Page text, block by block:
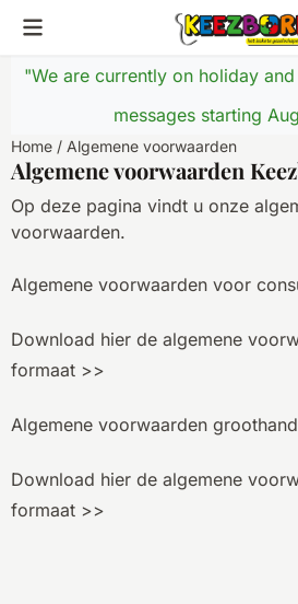
Cookie preferences are currently
"We are currently on holiday
messages starting
Home / Algemene voorwaarden
Algemene voorwaarden
Op deze pagina vindt u onze
voorwaarden.
Algemene voorwaarden voor
Download hier de algemene
formaat >>
Algemene voorwaarden
Download hier de algemene
formaat >>